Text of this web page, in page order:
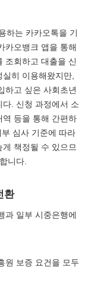
하는 카카오톡을 기
카오뱅크 앱을 통해
조회하고 대출을 신
히 이용해왔지만,
하고 싶은 사회초년
. 신청 과정에서 소
역 등을 통해 간편하
심사 기준에 따라
책정될 수 있으므
니다.
환
과 일부 시중은행에
원 보증 요건을 모두